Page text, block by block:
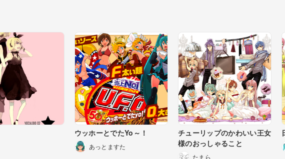
ウッホーとでたYo～！
あっとますた
チューリップのかわいい王女
様のおっしゃること
たまら